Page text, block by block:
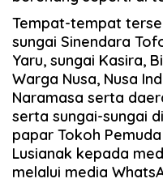
Tempat-tempat
sungai Sinendara
Yaru, sungai Kasira,
Warga Nusa, Nusa
Naramasa serta
serta sungai-sungai
papar Tokoh
Lusianak kepada
melalui media